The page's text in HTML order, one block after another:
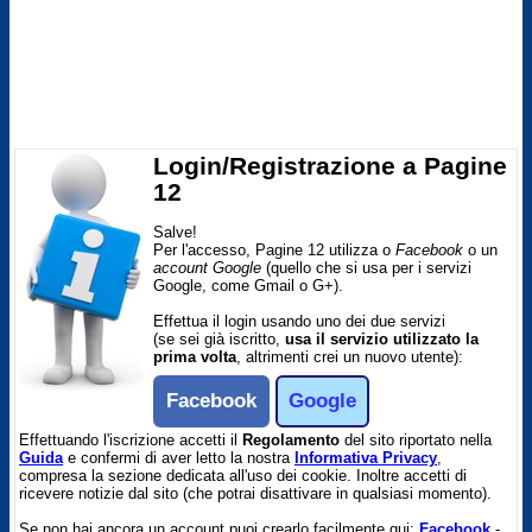
Login/Registrazione a Pagine
12
Salve!
Per l'accesso, Pagine 12 utilizza o Facebook o un
account Google (quello che si usa per i servizi
Google, come Gmail o G+).
Effettua il login usando uno dei due servizi
(se sei già iscritto, usa il servizio utilizzato la
prima volta, altrimenti crei un nuovo utente):
Facebook Google
Effettuando l'iscrizione accetti il Regolamento del sito riportato nella
Guidae confermi di aver letto la nostra Informativa Privacy,
compresa la sezione dedicata all'uso dei cookie. Inoltre accetti di
ricevere notizie dal sito (che potrai disattivare in qualsiasi momento).